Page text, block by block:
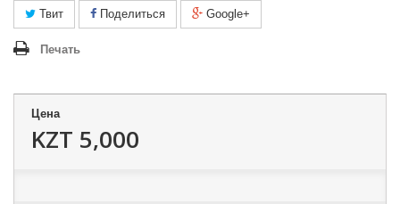
Твит
Поделиться Google+
Печать
Цена
KZT 5,000